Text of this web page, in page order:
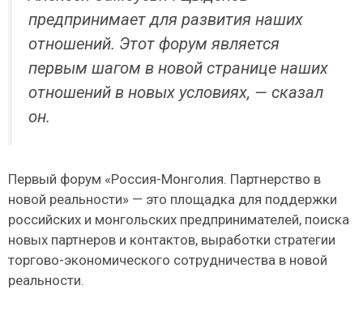
предпринимает для развития наших
отношений. Этот форум является
первым шагом в новой странице наших
отношений в новых условиях, — сказал
он.
Первый форум «Россия-Монголия. Партнерство в
новой реальности» — это площадка для поддержки
российских и монгольских предпринимателей, поиска
новых партнеров и контактов, выработки стратегии
торгово-экономического сотрудничества в новой
реальности.